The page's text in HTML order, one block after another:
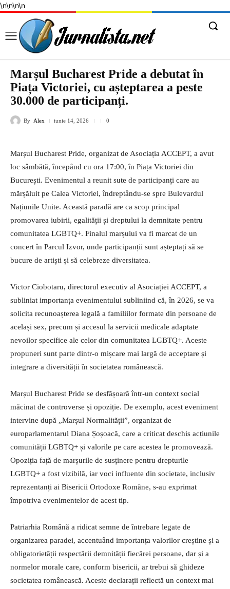
\n\n\n\n
Marșul Bucharest Pride a debutat în
Piața Victoriei, cu așteptarea a peste
30.000 de participanți.
By Alex iunie 14, 2026 0
Marșul Bucharest Pride, organizat de Asociația ACCEPT, a avut
loc sâmbătă, începând cu ora 17:00, în Piața Victoriei din
București. Evenimentul a reunit sute de participanți care au
mărșăluit pe Calea Victoriei, îndreptându-se spre Bulevardul
Națiunile Unite. Această paradă are ca scop principal
promovarea iubirii, egalității și dreptului la demnitate pentru
comunitatea LGBTQ+. Finalul marșului va fi marcat de un
concert în Parcul Izvor, unde participanții sunt așteptați să se
bucure de artiști și să celebreze diversitatea.
Victor Ciobotaru, directorul executiv al Asociației ACCEPT, a
subliniat importanța evenimentului subliniind că, în 2026, se va
solicita recunoașterea legală a familiilor formate din persoane de
același sex, precum și accesul la servicii medicale adaptate
nevoilor specifice ale celor din comunitatea LGBTQ+. Aceste
propuneri sunt parte dintr-o mișcare mai largă de acceptare și
integrare a diversității în societatea românească.
Marșul Bucharest Pride se desfășoară într-un context social
măcinat de controverse și opoziție. De exemplu, acest eveniment
intervine după „Marșul Normalității”, organizat de
europarlamentarul Diana Șoșoacă, care a criticat deschis acțiunile
comunității LGBTQ+ și valorile pe care acestea le promovează.
Opoziția față de marșurile de susținere pentru drepturile
LGBTQ+ a fost vizibilă, iar voci influente din societate, inclusiv
reprezentanți ai Bisericii Ortodoxe Române, s-au exprimat
împotriva evenimentelor de acest tip.
Patriarhia Română a ridicat semne de întrebare legate de
organizarea paradei, accentuând importanța valorilor creștine și a
obligatorietății respectării demnității fiecărei persoane, dar și a
normelor morale care, conform bisericii, ar trebui să ghideze
societatea românească. Aceste declarații reflectă un context mai